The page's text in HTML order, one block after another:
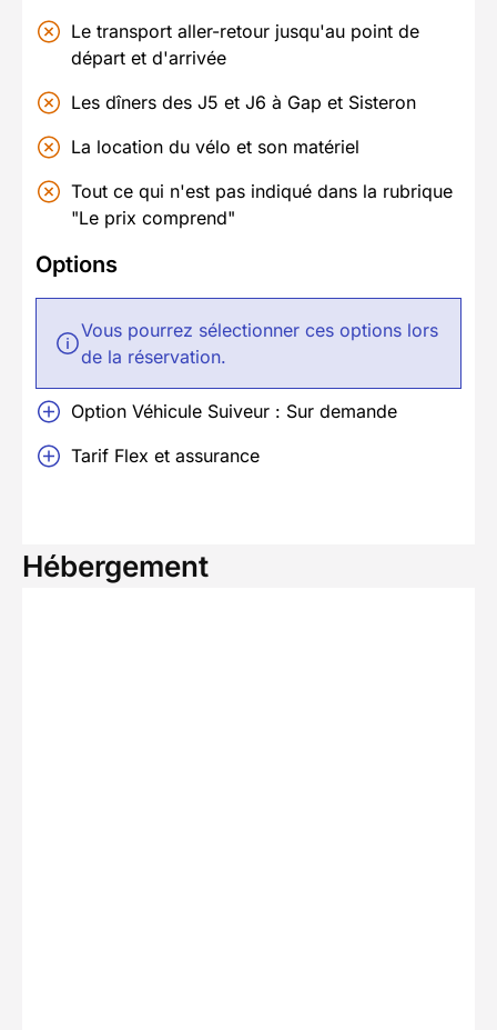
Le transport aller-retour jusqu'au point de
départ et d'arrivée
Les dîners des J5 et J6 à Gap et Sisteron
La location du vélo et son matériel
Tout ce qui n'est pas indiqué dans la rubrique
"Le prix comprend"
Options
Vous pourrez sélectionner ces options lors
de la réservation.
Option Véhicule Suiveur : Sur demande
Tarif Flex et assurance
Hébergement